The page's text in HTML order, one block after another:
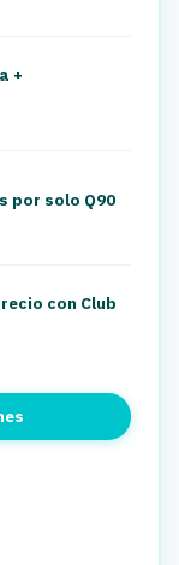
+
por solo Q90
con Club